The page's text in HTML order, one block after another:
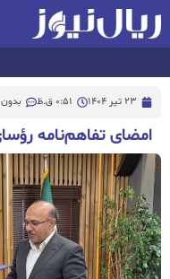
23 تیر 1404 0:51 ق.ظ
امضای تفاهم‌نامه